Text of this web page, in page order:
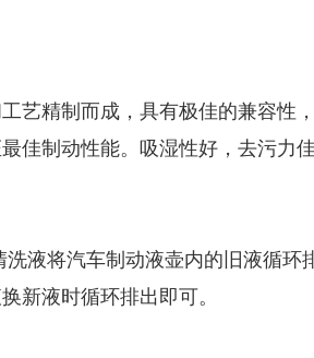
艺精制而成，具有极佳的兼容性
佳制动性能。吸湿性好，去污力
液将汽车制动液壶内的旧液循
新液时循环排出即可。